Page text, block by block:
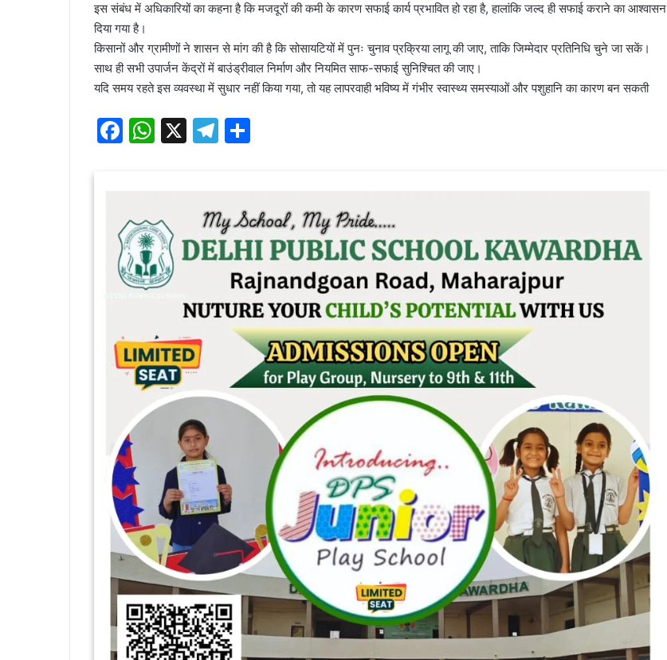
इस संबंध में अधिकारियों का कहना है कि मजदूरों की कमी के कारण सफाई कार्य प्रभावित हो रहा है, हालांकि जल्द ही सफाई कराने का आश्वासन
दिया गया है।
किसानों और ग्रामीणों ने शासन से मांग की है कि सोसायटियों में पुनः चुनाव प्रक्रिया लागू की जाए, ताकि जिम्मेदार प्रतिनिधि चुने जा सकें।
साथ ही सभी उपार्जन केंद्रों में बाउंड्रीवाल निर्माण और नियमित साफ-सफाई सुनिश्चित की जाए।
यदि समय रहते इस व्यवस्था में सुधार नहीं किया गया, तो यह लापरवाही भविष्य में गंभीर स्वास्थ्य समस्याओं और पशुहानि का कारण बन सकती
F
b
o
o
W
A
p
p
X
T
gr
a
m
e